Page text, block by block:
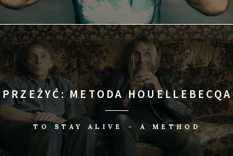
PRZEŻYĆ: METODA HOUELLEBECQA
TO STAY ALIVE – A METHOD